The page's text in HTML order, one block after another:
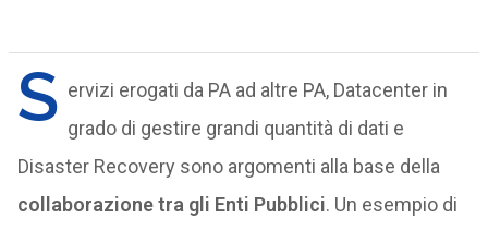
S ervizi erogati da PA ad altre PA, Datacenter in
grado di gestire grandi quantità di dati e
Disaster Recovery sono argomenti alla base della
collaborazione tra gli Enti Pubblici. Un esempio di